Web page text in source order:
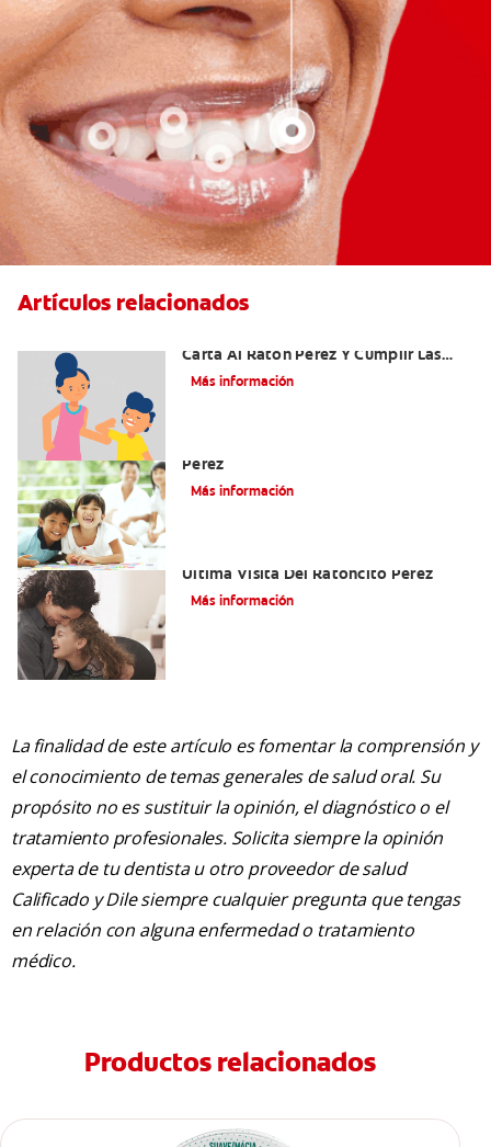
Artículos relacionados
Carta Al Ratón Pérez Y Cumplir Las
Fantasías De Su Hijo/A
Más información
Pérez
Más información
Última Visita Del Ratoncito Pérez
Más información
La finalidad de este artículo es fomentar la comprensión y
el conocimiento de temas generales de salud oral. Su
propósito no es sustituir la opinión, el diagnóstico o el
tratamiento profesionales. Solicita siempre la opinión
experta de tu dentista u otro proveedor de salud
Calificado y Dile siempre cualquier pregunta que tengas
en relación con alguna enfermedad o tratamiento
médico.
Productos relacionados